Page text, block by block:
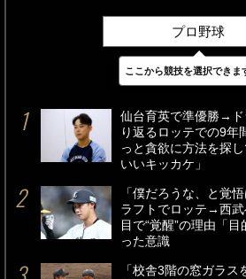
プロ野球
最新 24時間
仙台育英で準優勝→
り返るロッテでの9
っと貪欲に方法を探
いいキッカケ」
「僕だろうな、と覚
ラフトでロッテ→西
目で“覚醒”の理由「
った意識
「校舎3階の窓ガラ
ここから競技を選択できま